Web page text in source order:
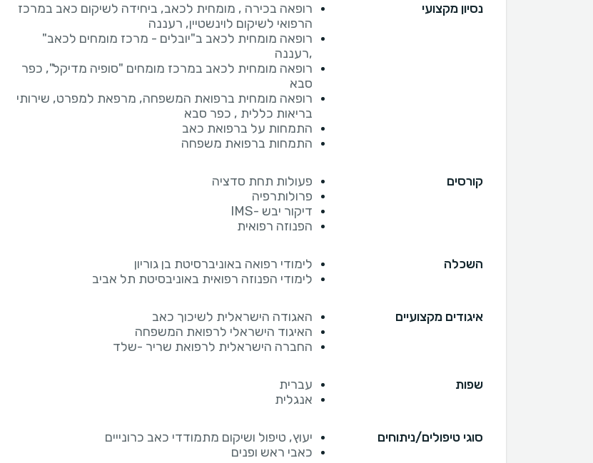
נסיון מקצועי
רופאה בכירה , מומחית לכאב, ביחידה לשיקום כאב במרכז
הרפואי לשיקום לוינשטיין, רעננה
רופאה מומחית לכאב ב"יובלים - מרכז מומחים לכאב"
,רעננה
רופאה מומחית לכאב במרכז מומחים "סופיה מדיקל", כפר
סבא
רופאה מומחית ברפואת המשפחה, מרפאת למפרט, שירותי
בריאות כללית , כפר סבא
התמחות על ברפואת כאב
התמחות ברפואת משפחה
קורסים
פעולות תחת סדציה
פרולותרפיה
דיקור יבש -IMS
הפנוזה רפואית
השכלה
לימודי רפואה באוניברסיטת בן גוריון
לימודי הפנוזה רפואית באוניבסיטת תל אביב
איגודים מקצועיים
האגודה הישראלית לשיכוך כאב
האיגוד הישראלי לרפואת המשפחה
החברה הישראלית לרפואת שריר -שלד
שפות
עברית
אנגלית
סוגי טיפולים/ניתוחים
יעוץ, טיפול ושיקום מתמודדי כאב כרונייים
כאבי ראש ופנים